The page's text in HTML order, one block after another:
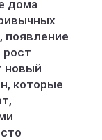
дома
появление
рост
новый
которые